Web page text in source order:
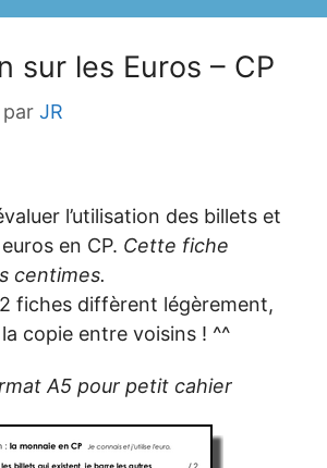
sur les Euros – CP
par JR
l’utilisation des billets et
en CP. Cette fiche
centimes.
fiches diffèrent légèrement,
copie entre voisins ! ^^
A5 pour petit cahier